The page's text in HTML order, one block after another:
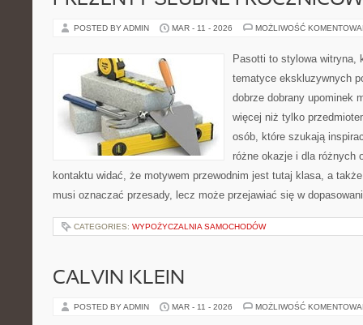
POSTED BY ADMIN MAR - 11 - 2026 MOŻLIWOŚĆ
Pasotti to stylowa witryna,
tematyce ekskluzywnych
dobrze dobrany upominek
więcej niż tylko
osób, które szukają
różne okazje i dla różnych
kontaktu widać, że motywem przewodnim jest tutaj klasa, a
musi oznaczać przesady, lecz może przejawiać się w
CATEGORIES: WYPOŻYCZALNIA SAMOCHODÓW
CALVIN KLEIN
POSTED BY ADMIN MAR - 11 - 2026 MOŻLIWOŚĆ